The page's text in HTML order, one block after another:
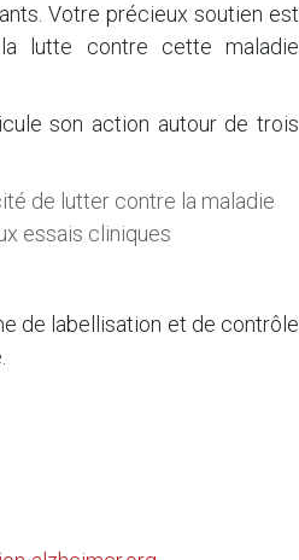
Votre précieux soutien est
lutte contre cette maladie
son action autour de trois
de lutter contre la maladie
essais cliniques
de labellisation et de contrôle